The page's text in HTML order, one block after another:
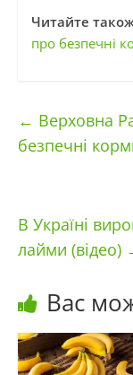
Читайте
про безпечні
← Верховна
безпечні
В Україні
лайми (відео)
Вас